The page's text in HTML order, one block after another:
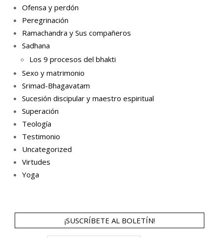
Ofensa y perdón
Peregrinación
Ramachandra y Sus compañeros
Sadhana
Los 9 procesos del bhakti
Sexo y matrimonio
Srimad-Bhagavatam
Sucesión discipular y maestro espiritual
Superación
Teología
Testimonio
Uncategorized
Virtudes
Yoga
¡SUSCRÍBETE AL BOLETÍN!